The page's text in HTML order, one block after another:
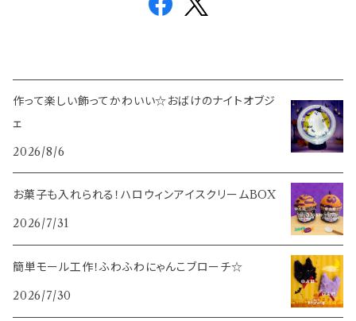
作って楽しい飾ってかわいい☆おばけのナイトオブジ
ェ
2026/8/6
お菓子も入れられる！ハロウィンアイスクリームBOX
2026/7/31
簡単モール工作！ふわふわにゃんこブローチ☆
2026/7/30